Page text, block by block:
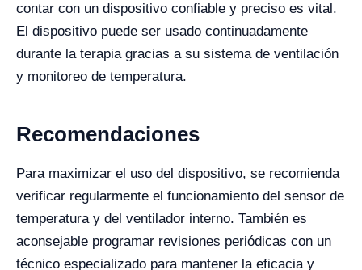
contar con un dispositivo confiable y preciso es vital.
El dispositivo puede ser usado continuadamente
durante la terapia gracias a su sistema de ventilación
y monitoreo de temperatura.
Recomendaciones
Para maximizar el uso del dispositivo, se recomienda
verificar regularmente el funcionamiento del sensor de
temperatura y del ventilador interno. También es
aconsejable programar revisiones periódicas con un
técnico especializado para mantener la eficacia y